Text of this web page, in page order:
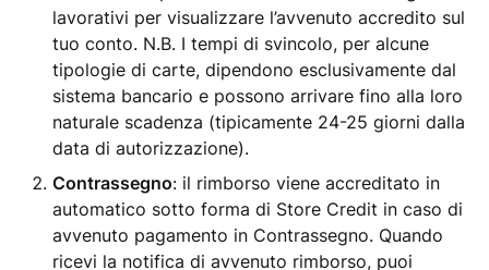
lavorativi per visualizzare l’avvenuto accredito sul
tuo conto. N.B. I tempi di svincolo, per alcune
tipologie di carte, dipendono esclusivamente dal
sistema bancario e possono arrivare fino alla loro
naturale scadenza (tipicamente 24-25 giorni dalla
data di autorizzazione).
Contrassegno: il rimborso viene accreditato in
automatico sotto forma di Store Credit in caso di
avvenuto pagamento in Contrassegno. Quando
ricevi la notifica di avvenuto rimborso, puoi